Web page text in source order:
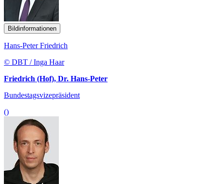
Bildinformationen
Hans-Peter Friedrich
© DBT / Inga Haar
Friedrich (Hof), Dr. Hans-Peter
Bundestagsvizepräsident
()